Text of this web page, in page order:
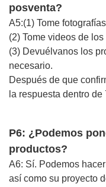
posventa?
A5:(1) Tome
(2) Tome videos de
(3) Devuélvanos los
necesario.
Después de que
la respuesta dentro de
P6: ¿Podemos
productos?
A6: Sí. Podemos
así como su proyecto